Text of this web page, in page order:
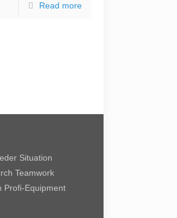
Read more
Situation
Teamwork
Profi-Equipment